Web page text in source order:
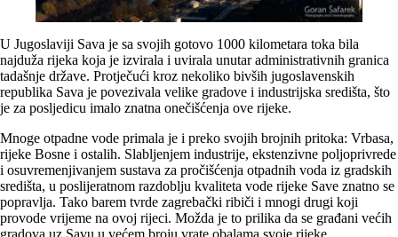
U Jugoslaviji Sava je sa svojih gotovo 1000 kilometara toka bila
najduža rijeka koja je izvirala i uvirala unutar administrativnih granica
tadašnje države. Protječući kroz nekoliko bivših jugoslavenskih
republika Sava je povezivala velike gradove i industrijska središta, što
je za posljedicu imalo znatna onečišćenja ove rijeke.
Mnoge otpadne vode primala je i preko svojih brojnih pritoka: Vrbasa,
rijeke Bosne i ostalih. Slabljenjem industrije, ekstenzivne poljoprivrede
i osuvremenjivanjem sustava za pročišćenja otpadnih voda iz gradskih
središta, u poslijeratnom razdoblju kvaliteta vode rijeke Save znatno se
popravlja. Tako barem tvrde zagrebački ribiči i mnogi drugi koji
provode vrijeme na ovoj rijeci. Možda je to prilika da se građani većih
gradova uz Savu u većem broju vrate obalama svoje rijeke.